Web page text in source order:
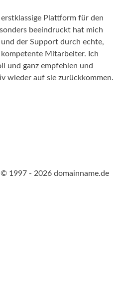
Plattform für den
beeindruckt hat mich
der Support durch echte,
Mitarbeiter. Ich
und ganz empfehlen und
wieder auf sie zurückkommen.
1997 - 2026 domainname.de